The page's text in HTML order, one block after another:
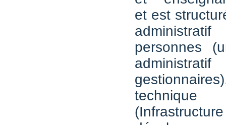
et est
personnes